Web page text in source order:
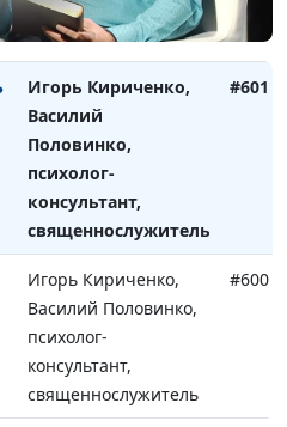
консультант,
священнослужитель
Игорь Кириченко,
Василий
Половинко,
психолог-
консультант,
священнослужитель
#601
Игорь Кириченко,
Василий Половинко,
психолог-
консультант,
священнослужитель
#600